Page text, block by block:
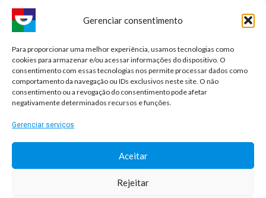
Gerenciar consentimento
Para proporcionar uma melhor experiência, usamos tecnologias como
cookies para armazenar e/ou acessar informações do dispositivo. O
consentimento com essas tecnologias nos permite processar dados como
comportamento da navegação ou IDs exclusivos neste site. O não
consentimento ou a revogação do consentimento pode afetar
negativamente determinados recursos e funções.
Gerenciar serviços
Aceitar
Rejeitar
Premiações e honrarias: